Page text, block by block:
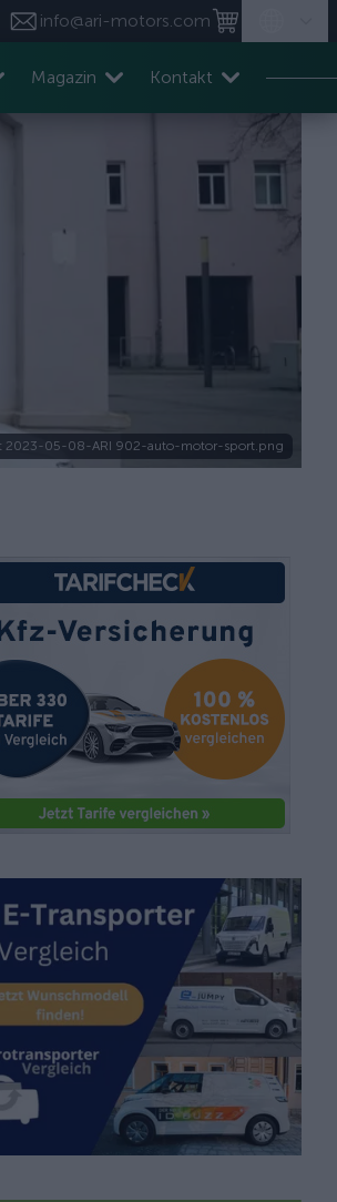
info@ari-motors.com
Magazin Kontakt
2023-05-08-ARI 902-auto-motor-sport.png